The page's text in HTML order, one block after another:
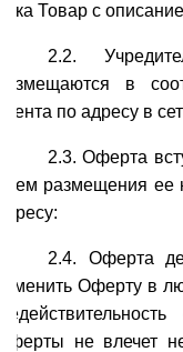
Товар с
2.2.
в
по адресу в
2.3. Оферта
размещения ее
2.4. Оферта
Оферту в
не влечет